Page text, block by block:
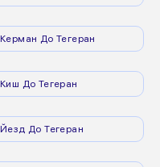
Керман До Тегеран
Киш До Тегеран
Йезд До Тегеран